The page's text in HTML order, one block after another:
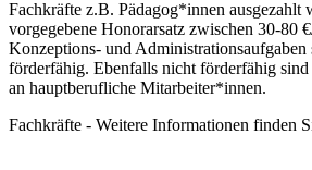
Fachkräfte z.B. Pädagog*innen ausgezahlt
vorgegebene Honorarsatz zwischen 30-80
Konzeptions- und
förderfähig. Ebenfalls nicht förderfähig
an hauptberufliche Mitarbeiter*innen.
Fachkräfte - Weitere Informationen finden